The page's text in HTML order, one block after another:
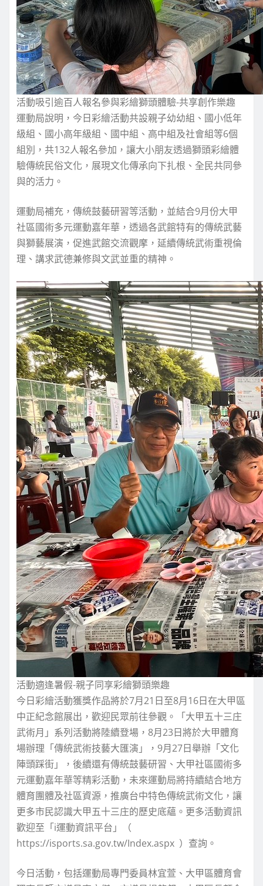
活動吸引逾百人報名參與彩繪獅頭體驗-共享創作樂趣
運動局說明，今日彩繪活動共設親子幼幼組、國小低年
級組、國小高年級組、國中組、高中組及社會組等6個
組別，共132人報名參加，讓大小朋友透過獅頭彩繪體
驗傳統民俗文化，展現文化傳承向下扎根、全民共同參
與的活力。
運動局補充，傳統鼓藝研習等活動，並結合9月份大甲
社區國術多元運動嘉年華，透過各武館特有的傳統武藝
與獅藝展演，促進武館交流觀摩，延續傳統武術重視倫
理、講求武德兼修與文武並重的精神。
活動適逢暑假-親子同享彩繪獅頭樂趣
今日彩繪活動獲獎作品將於7月21日至8月16日在大甲區
中正紀念館展出，歡迎民眾前往參觀。「大甲五十三庄
武術月」系列活動將陸續登場，8月23日將於大甲體育
場辦理「傳統武術技藝大匯演」，9月27日舉辦「文化
陣頭踩街」，後續還有傳統鼓藝研習、大甲社區國術多
元運動嘉年華等精彩活動，未來運動局將持續結合地方
體育團體及社區資源，推廣台中特色傳統武術文化，讓
更多市民認識大甲五十三庄的歷史底蘊。更多活動資訊
歡迎至「i運動資訊平台」（
https://isports.sa.gov.tw/Index.aspx ）查詢。
今日活動，包括運動局專門委員林宜萱、大甲區體育會